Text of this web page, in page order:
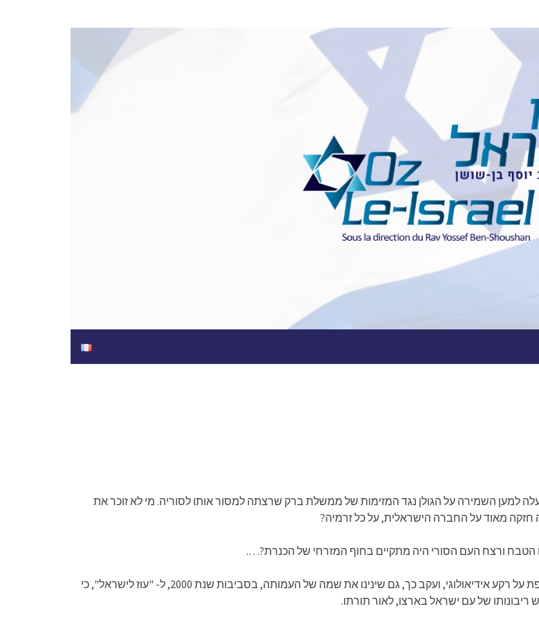
עם הגולן", שפעלה למען השמירה על הגולן נגד המזימות של ממשלת ברק שרצתה למסור אותו לסוריה. מי לא זוכר את
מאוד על החברה הישראלית, על כל זרמיה?
הטבח ורצח העם הסורי היה מתקיים בחוף המזרחי של הכנרת?….
ואז, כשסוכלה התוכנית הזו, פנינו לכיוון חדש של עידוד העלייה של יהודי צרפת על רקע אידיאולוגי, ועקב כך, גם שינינו את שמה של העמותה, בסביבות שנת 2000, ל- "עוז לישראל", כי
של עם ישראל בארצו, לאור תורתו.